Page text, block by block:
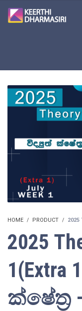
HOME PRODUCT 2025
2025
1(Extra
ක්ෂේත්‍ර